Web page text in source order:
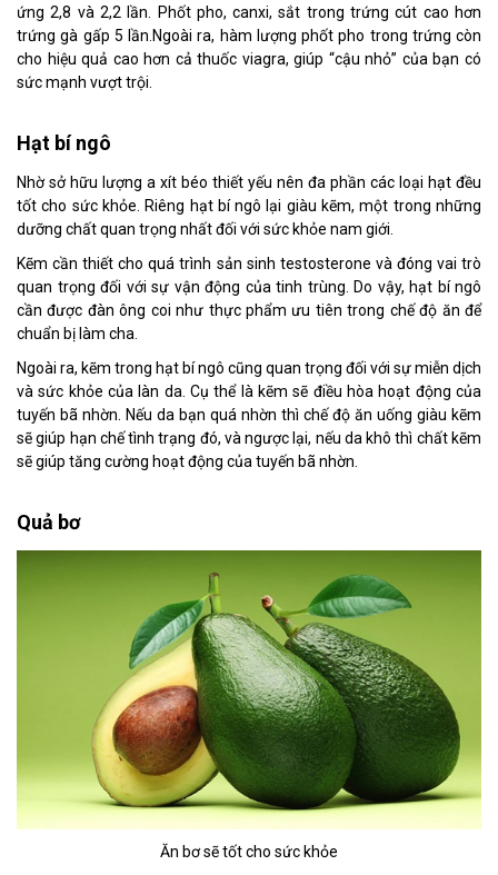
ứng 2,8 và 2,2 lần. Phốt pho, canxi, sắt trong trứng cút cao hơn
trứng gà gấp 5 lần.Ngoài ra, hàm lượng phốt pho trong trứng còn
cho hiệu quả cao hơn cả thuốc viagra, giúp “cậu nhỏ” của bạn có
sức mạnh vượt trội.
Hạt bí ngô
Nhờ sở hữu lượng a xít béo thiết yếu nên đa phần các loại hạt đều
tốt cho sức khỏe. Riêng hạt bí ngô lại giàu kẽm, một trong những
dưỡng chất quan trọng nhất đối với sức khỏe nam giới.
Kẽm cần thiết cho quá trình sản sinh testosterone và đóng vai trò
quan trọng đối với sự vận động của tinh trùng. Do vậy, hạt bí ngô
cần được đàn ông coi như thực phẩm ưu tiên trong chế độ ăn để
chuẩn bị làm cha.
Ngoài ra, kẽm trong hạt bí ngô cũng quan trọng đối với sự miễn dịch
và sức khỏe của làn da. Cụ thể là kẽm sẽ điều hòa hoạt động của
tuyến bã nhờn. Nếu da bạn quá nhờn thì chế độ ăn uống giàu kẽm
sẽ giúp hạn chế tình trạng đó, và ngược lại, nếu da khô thì chất kẽm
sẽ giúp tăng cường hoạt động của tuyến bã nhờn.
Quả bơ
Ăn bơ sẽ tốt cho sức khỏe